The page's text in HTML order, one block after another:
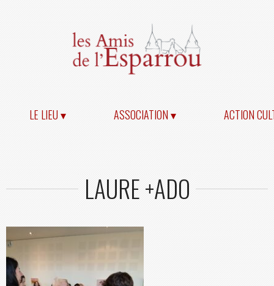
LE LIEU ▾ ASSOCIATION ▾ ACTION
LAURE +ADO